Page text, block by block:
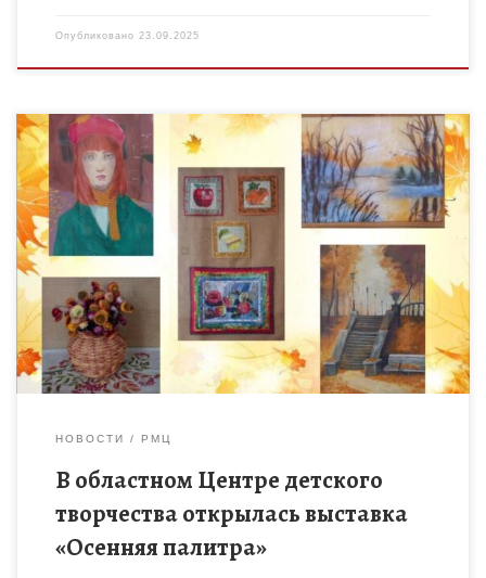
Опубликовано 23.09.2025
19 сентября 2025 года в рамках работы областного
выставочного фонда системы дополнительного образования
на базе ТОГБОУ ДО «Центр развития творчества детей и
юношества» открылась выставка […]
НОВОСТИ РМЦ
В областном Центре детского
творчества открылась выставка
«Осенняя палитра»